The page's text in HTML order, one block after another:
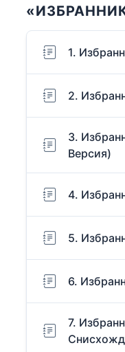
1.
2.
3.
Версия)
4.
5.
6.
7.